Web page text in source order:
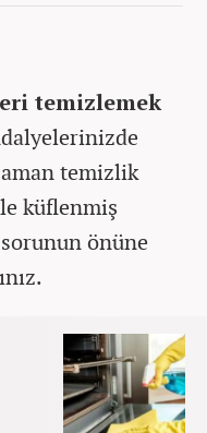
temizlemek
temizlik
küflenmiş
önüne